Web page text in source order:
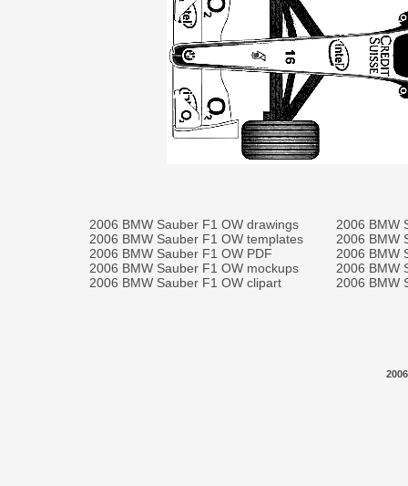
2006 BMW Sauber F1 OW drawings
2006 BMW Sauber F1 OW templates
2006 BMW Sauber F1 OW PDF
2006 BMW Sauber F1 OW mockups
2006 BMW Sauber F1 OW clipart
2006 BMW
2006 BMW
2006 BMW
2006 BMW
2006 BMW